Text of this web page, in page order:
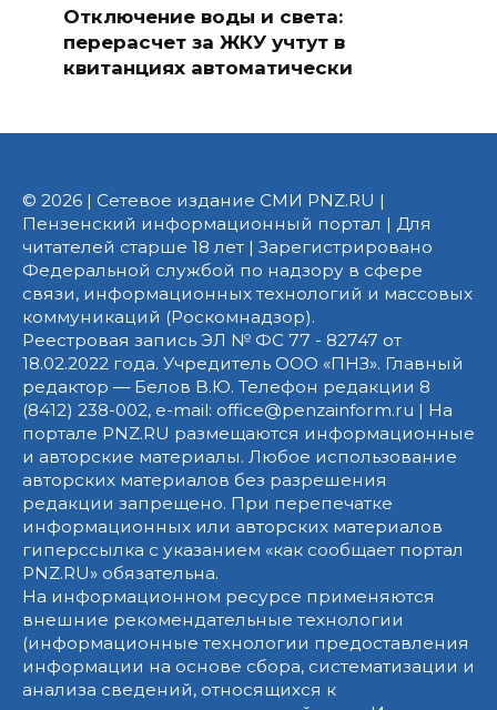
Отключение воды и света:
перерасчет за ЖКУ учтут в
квитанциях автоматически
© 2026 | Сетевое издание СМИ PNZ.RU |
Пензенский информационный портал | Для
читателей старше 18 лет | Зарегистрировано
Федеральной службой по надзору в сфере
связи, информационных технологий и массовых
коммуникаций (Роскомнадзор).
Реестровая запись ЭЛ № ФС 77 - 82747 от
18.02.2022 года. Учредитель ООО «ПНЗ». Главный
редактор — Белов В.Ю. Телефон редакции 8
(8412) 238-002, e-mail: office@penzainform.ru | На
портале PNZ.RU размещаются информационные
и авторские материалы. Любое использование
авторских материалов без разрешения
редакции запрещено. При перепечатке
информационных или авторских материалов
гиперссылка с указанием «как сообщает портал
PNZ.RU» обязательна.
На информационном ресурсе применяются
внешние рекомендательные технологии
(информационные технологии предоставления
информации на основе сбора, систематизации и
анализа сведений, относящихся к